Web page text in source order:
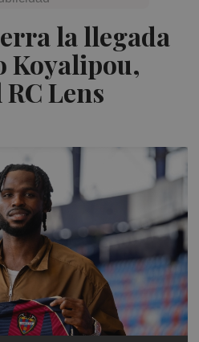
la llegada
Koyalipou,
Lens